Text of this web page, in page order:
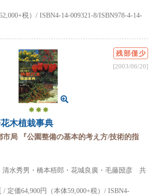
税）/ ISBN4-14-009321-8/ISBN978-4-14-
木植栽事典
市局 『公園整備の基本的考え方/技術的指
清水秀男・橋本梧郎・花城良廣・毛藤圀彦 共
/ 定価64,900円（本体59,000+税）/ ISBN4-
残部僅少
[2003/06/20]